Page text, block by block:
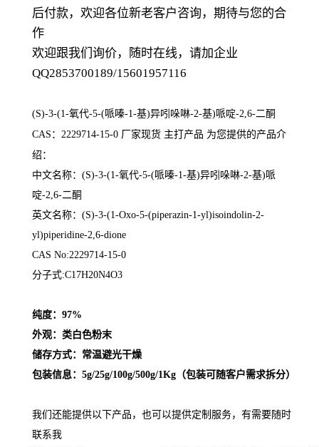
后付款，欢迎各位新老客户咨询，期待与您的合
作
欢迎跟我们询价，随时在线，请加企业
QQ2853700189/15601957116
(S)-3-(1-氧代-5-(哌嗪-1-基)异吲哚啉-2-基)哌啶-2,6-二酮
CAS：2229714-15-0 厂家现货 主打产品 为您提供的产品介
绍 ：
中文名称： (S)-3-(1-氧代-5-(哌嗪-1-基)异吲哚啉-2-基)哌
啶-2,6-二酮
英文名称： (S)-3-(1-Oxo-5-(piperazin-1-yl)isoindolin-2-
yl)piperidine-2,6-dione
CAS No:2229714-15-0
分子式:C17H20N4O3
纯度：97%
外观：类白色粉末
储存方式：常温避光干燥
包装信息：5g/25g/100g/500g/1Kg（包装可随客户需求拆分）
我们还能提供以下产品，也可以提供定制服务，有需要随时
联系我